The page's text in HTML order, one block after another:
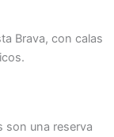
Brava, con calas
son una reserva